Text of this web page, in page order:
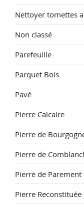
Nettoyer tomettes
Non classé
Parefeuille
Parquet Bois
Pavé
Pierre Calcaire
Pierre de
Pierre de
Pierre de Parement
Pierre Reconstituée